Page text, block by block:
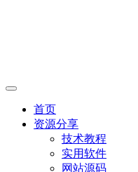
首页
资源分享
技术教程
实用软件
网站源码